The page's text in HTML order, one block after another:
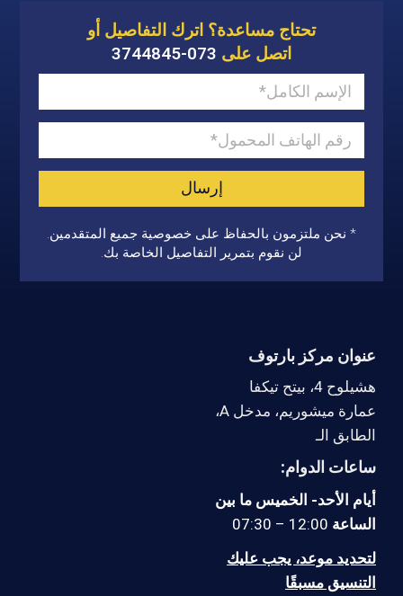
تحتاج مساعدة؟ اترك التفاصيل أو
اتصل على 073-3744845
إرسال
* نحن ملتزمون بالحفاظ على خصوصية جميع المتقدمين.
لن نقوم بتمرير التفاصيل الخاصة بك.
عنوان مركز بارتوف
هشيلوح 4، بيتح تيكفا
عمارة ميشوريم، مدخل A،
الطابق الـ
ساعات الدوام:
أيام الأحد- الخميس ما بين
الساعة
لتحديد موعد، يجب عليك
التنسيق مسبقًا